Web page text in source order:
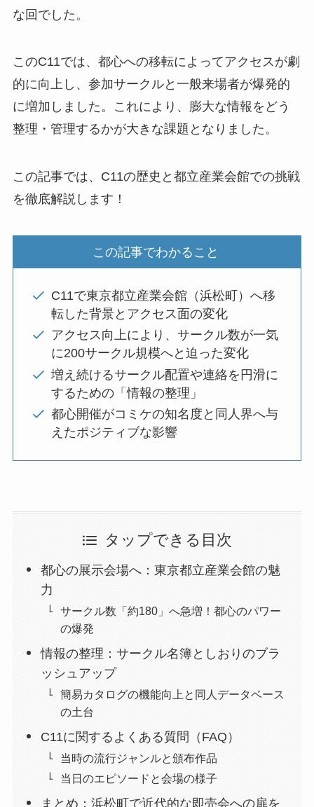
な回でした。
このC11では、都心への移転によってアクセスが劇
的に向上し、参加サークルと一般来場者が爆発的
に増加しました。これにより、膨大な情報をどう
整理・管理するかが大きな課題となりました。
この記事では、C11の歴史と都立産業会館での挑戦
を徹底解説します！
この記事でわかること
C11で東京都立産業会館（浜松町）へ移
転した背景とアクセス面の変化
アクセス向上により、サークル数が一気
に200サークル規模へと迫った変化
増え続けるサークル配置や連絡を円滑に
するための「情報の整理」
都心開催がコミケの知名度と同人界へ与
えたポジティブな影響
タップできる目次
都心の展示会場へ：東京都立産業会館の魅
力
サークル数「約180」へ急増！都心のパワー
の爆発
情報の整理：サークル名簿としおりのブラ
ッシュアップ
簡易カタログの機能向上と同人データベース
の土台
C11に関するよくある質問（FAQ）
当時の流行ジャンルと頒布作品
当日のエピソードと会場の様子
まとめ：浜松町で近代的な即売会への扉を